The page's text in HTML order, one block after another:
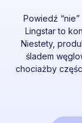
Powiedź
Lingstar to
Niestety,
śladem
chociażby